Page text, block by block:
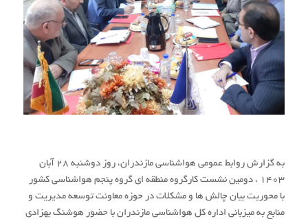
به گزارش روابط عمومی هواشناسی مازندران، روز دوشنبه ۲۸ آبان
۱۴۰۳ ، دومین نشست کارگروه منطقه ای گروه پنجم هواشناسی کشور
با محوریت بیان چالش ها و مشکلات در حوزه معاونت توسعه مدیریت و
منابع به میزبانی اداره کل هواشناسی مازندران با حضور هوشنگ بهزادی